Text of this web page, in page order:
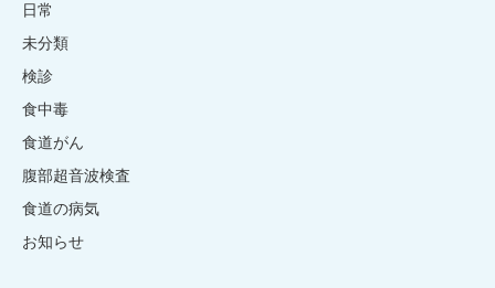
日常
未分類
検診
食中毒
食道がん
腹部超音波検査
食道の病気
お知らせ